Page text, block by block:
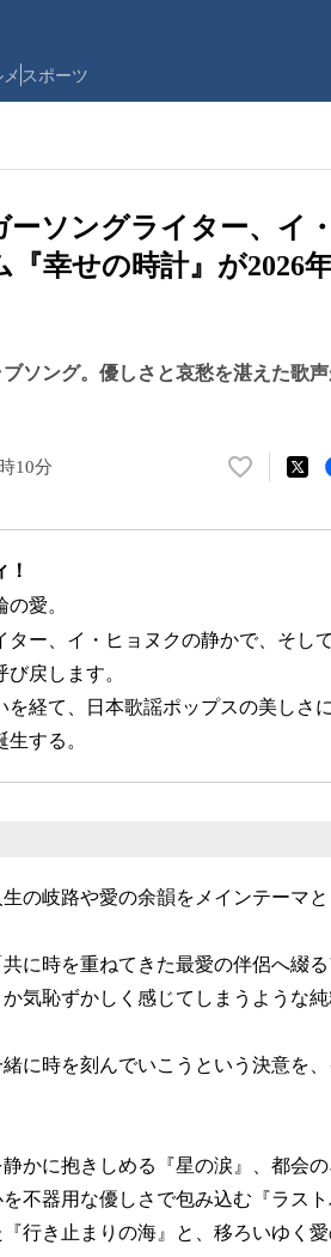
スポーツ
ソングライター、イ
幸せの時計』が2026
ソング。優しさと哀愁を湛えた歌
10分
い
ね
読
み
み
す
愛。
ー、イ・ヒョヌクの静かで、そし
戻します。
経て、日本歌謡ポップスの美しさ
する。
の岐路や愛の余韻をメインテーマ
に時を重ねてきた最愛の伴侶へ綴
気恥ずかしく感じてしまうような
に時を刻んでいこうという決意を
かに抱きしめる『星の涙』、都会
不器用な優しさで包み込む『ラス
行き止まりの海』と、移ろいゆく